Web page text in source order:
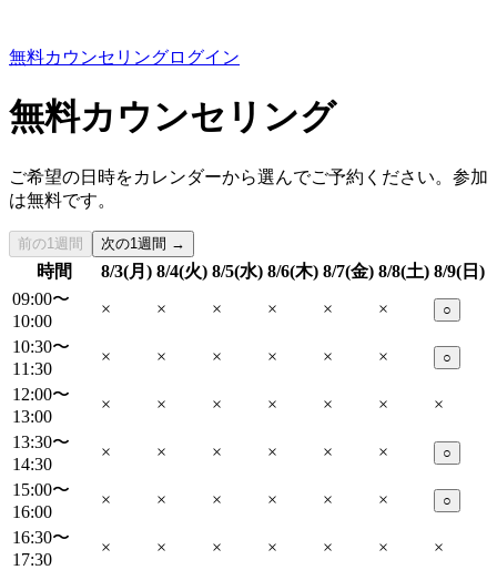
無料カウンセリングログイン
無料カウンセリング
ご希望の日時をカレンダーから選んでご予約ください。参加
は無料です。
前の1週間 次の1週間 →
時間 8/3(月) 8/4(火) 8/5(水) 8/6(木) 8/7(金) 8/8(土) 8/9(日)
09:00〜
10:00
× × × × × × ○
10:30〜
11:30
× × × × × × ○
12:00〜
13:00
× × × × × ×
×
13:30〜
14:30
× × × × × × ○
15:00〜
16:00
× × × × × × ○
16:30〜
17:30
× × × × × ×
×